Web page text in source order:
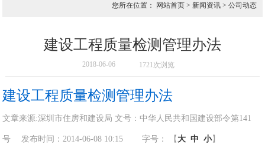
您所在位置： 网站首页> 新闻资讯> 公司动态
建设工程质量检测管理办法
2018-06-06 1721次浏览
建设工程质量检测管理办法
文章来源:深圳市住房和建设局 文号：中华人民共和国建设部令第141
号 发布时间：2014-06-08 10:15 字号： 【 大 中 小】